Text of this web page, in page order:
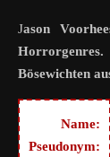
Jason Voorhees gehört zu den ganz großen Ikonen des
Bösewichten
Name:
Pseudonym: